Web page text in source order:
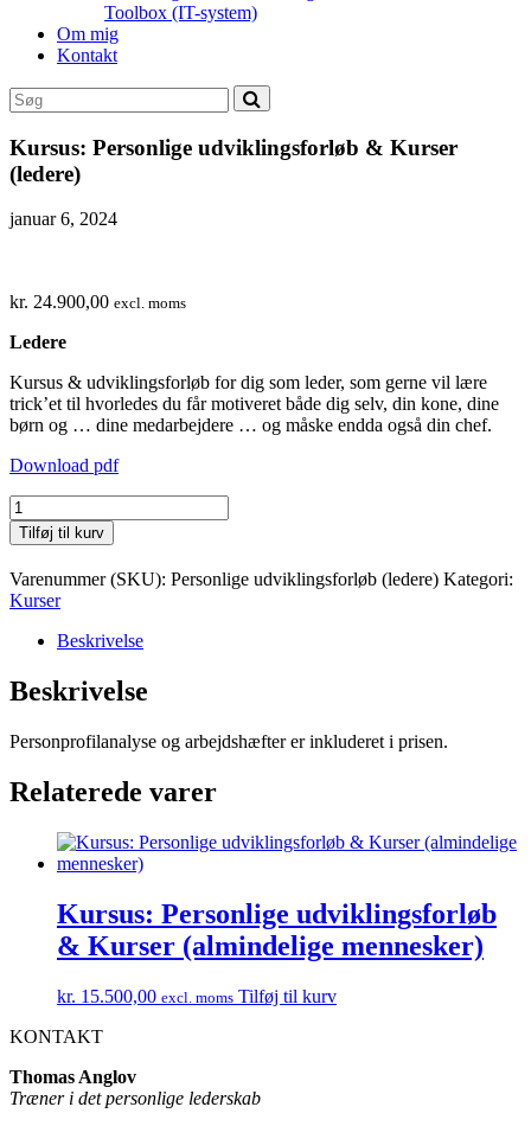
Toolbox (IT-system)
Om mig
Kontakt
Kursus: Personlige udviklingsforløb & Kurser
(ledere)
januar 6, 2024
kr. 24.900,00 excl. moms
Ledere
Kursus & udviklingsforløb for dig som leder, som gerne vil lære
trick’et til hvorledes du får motiveret både dig selv, din kone, dine
børn og … dine medarbejdere … og måske endda også din chef.
Download pdf
Kursus:
Personlige
udviklingsforløb
&
Kurser
(ledere)
Tilføj til kurv
Varenummer (SKU): Personlige udviklingsforløb (ledere) Kategori:
Kurser
Beskrivelse
Beskrivelse
Personprofilanalyse og arbejdshæfter er inkluderet i prisen.
Relaterede varer
Kursus: Personlige udviklingsforløb
& Kurser (almindelige mennesker)
kr. 15.500,00 excl. moms Tilføj til kurv
KONTAKT
Thomas Anglov
Træner i det personlige lederskab